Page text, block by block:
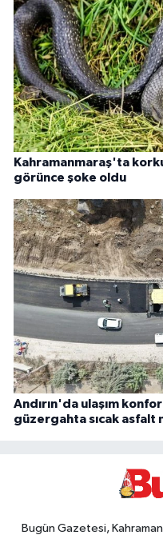
Kahramanmaraş'ta
görünce şoke oldu
Andırın'da ulaşım
güzergahta sıcak asfalt
Bugün Gazetesi,